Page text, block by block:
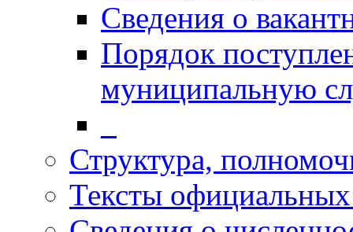
Сведения о
Порядок
муниципальную
Структура,
Тексты